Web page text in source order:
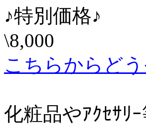
♪特別価格♪
\8,000
こちらからど
化粧品やｱｸｾｻﾘ